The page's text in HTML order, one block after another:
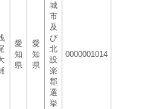
愛
知
県
愛
知
県
城
市
及
び
北
設
楽
郡
選
挙
0000001014